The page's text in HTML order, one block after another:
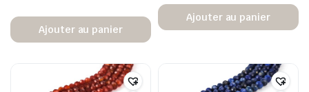
Ajouter au panier
Ajouter au panier